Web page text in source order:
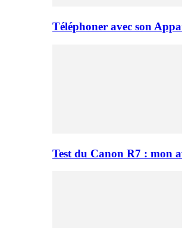
Téléphoner avec son
Test du Canon R7 : mon